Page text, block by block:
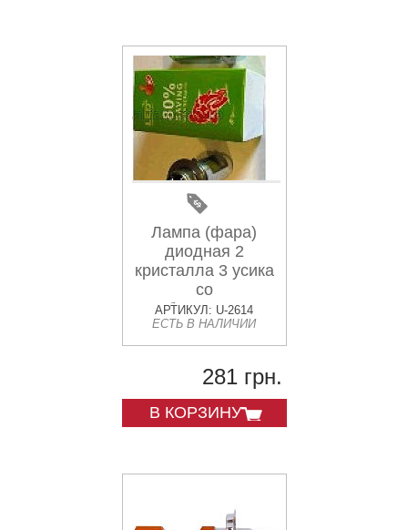
Лампа (фара)
диодная 2
кристалла 3 усика
со
стабилизатором
(LED) MIS
АРТИКУЛ: U-2614
ЕСТЬ В НАЛИЧИИ
281 грн.
В КОРЗИНУ